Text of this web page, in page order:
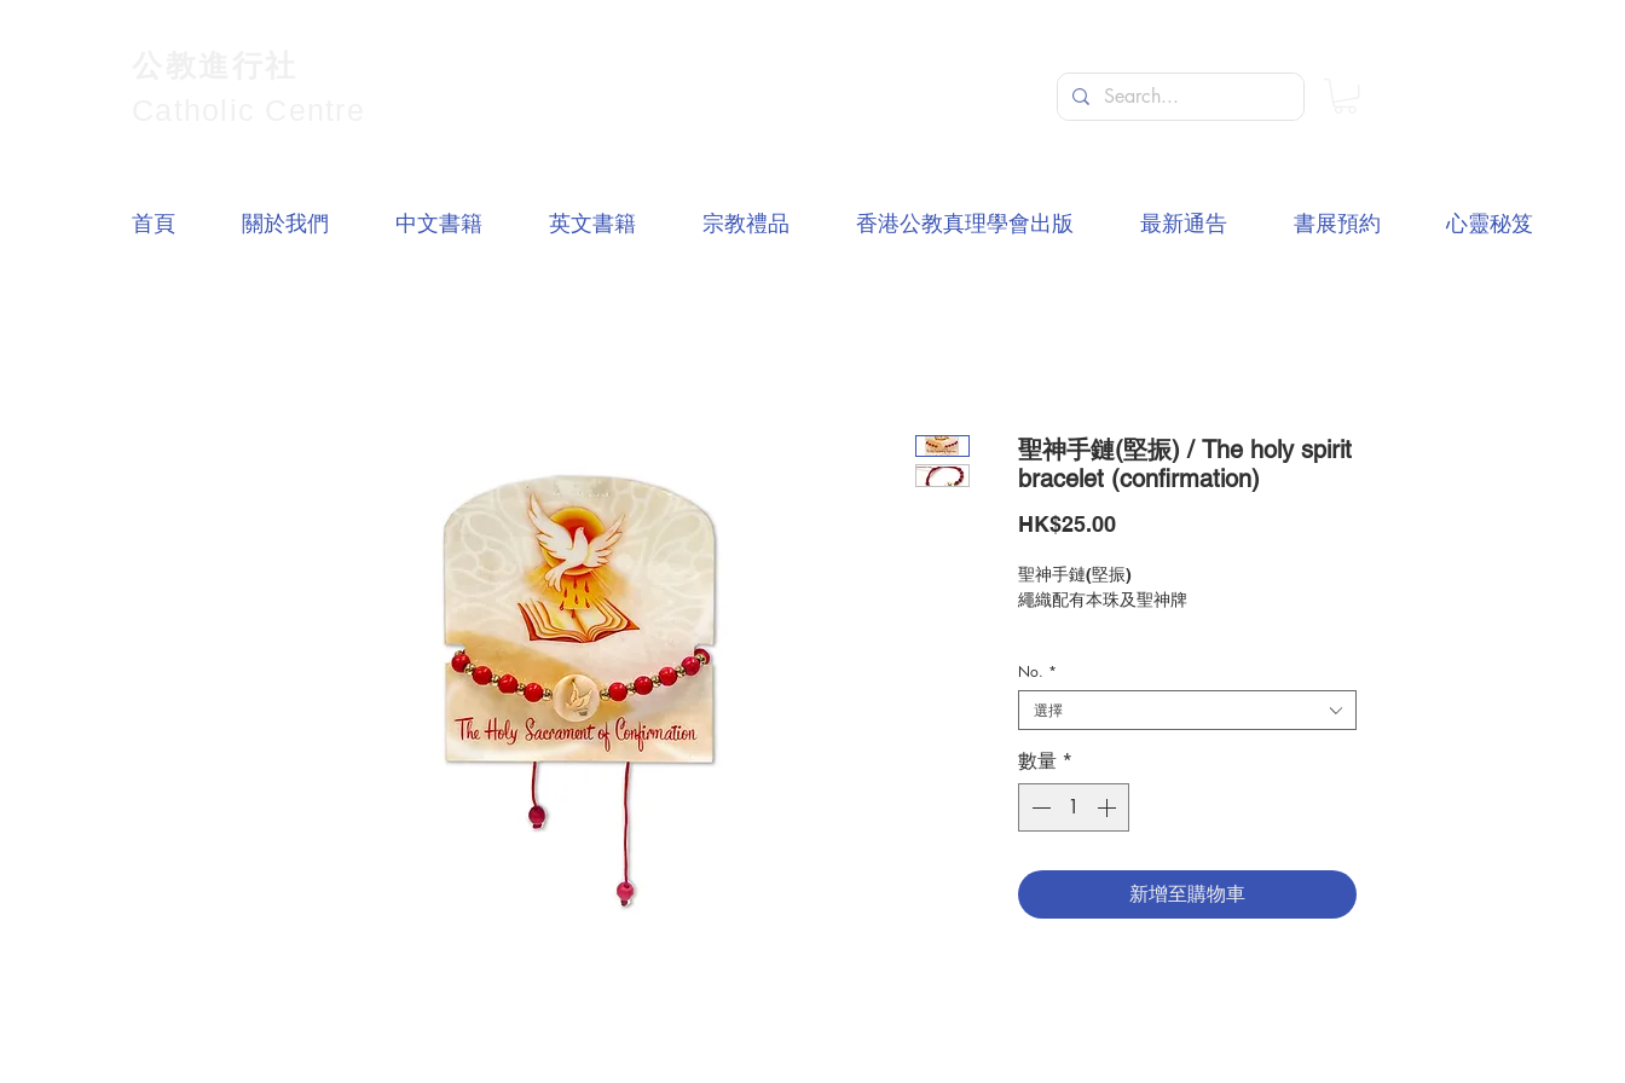
聖神手鏈(堅振) / The holy spirit
bracelet (confirmation)
HK$25.00價
聖神手鏈(堅振)
繩織配有本珠及聖神牌
Rope with wooden bead and holy spirit
charms
分類：手鍊
Category : BRACELET
No. 1277501098
No. *
選擇
數量 *
新增至購物車
首頁 關於我們 中文書籍 英文書籍 宗教禮品 香港公教真理學會出版 最新通告 書展預約 心靈秘笈